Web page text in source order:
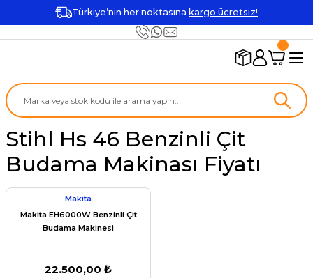
Türkiye’nin her noktasına kargo ücretsiz!
Stihl Hs 46 Benzinli Çit
Budama Makinası Fiyatı
Makita
Makita EH6000W Benzinli Çit
Budama Makinesi
22.500,00 ₺